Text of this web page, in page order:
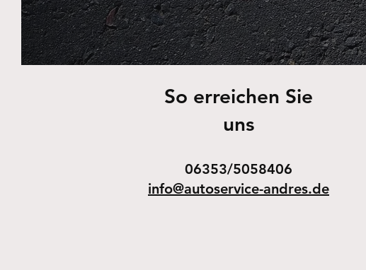
So erreichen Sie
uns
06353/5058406
info@autoservice-andres.de